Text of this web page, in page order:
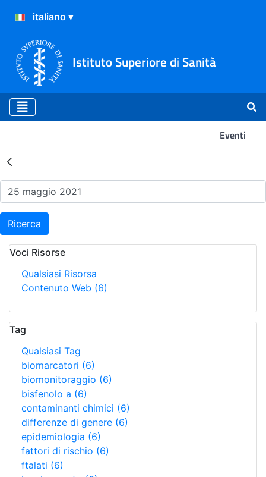
Istituto Superiore di Sanità
Eventi
Risultati della Ricerca -
Ricerca
Voci Risorse
Qualsiasi Risorsa
Contenuto Web (6)
Tag
Qualsiasi Tag
biomarcatori (6)
biomonitoraggio (6)
bisfenolo a (6)
contaminanti chimici (6)
differenze di genere (6)
epidemiologia (6)
fattori di rischio (6)
ftalati (6)